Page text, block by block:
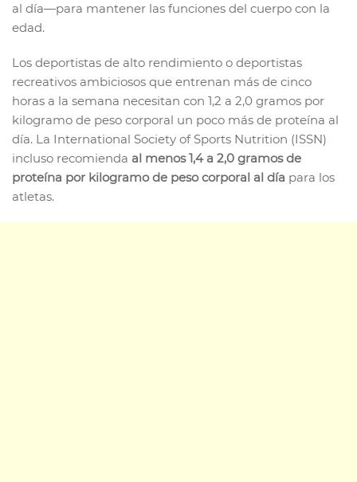
al día—para mantener las funciones del cuerpo con la
edad.
Los deportistas de alto rendimiento o deportistas
recreativos ambiciosos que entrenan más de cinco
horas a la semana necesitan con 1,2 a 2,0 gramos por
kilogramo de peso corporal un poco más de proteína al
día. La International Society of Sports Nutrition (ISSN)
incluso recomienda al menos 1,4 a 2,0 gramos de
proteína por kilogramo de peso corporal al día para los
atletas.